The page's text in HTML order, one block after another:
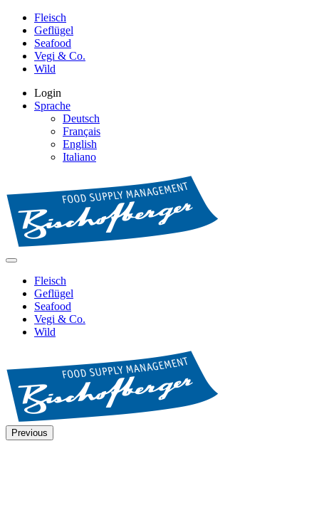
Fleisch
Geflügel
Seafood
Vegi & Co.
Wild
Login
Sprache
Deutsch
Français
English
Italiano
Fleisch
Geflügel
Seafood
Vegi & Co.
Wild
Previous